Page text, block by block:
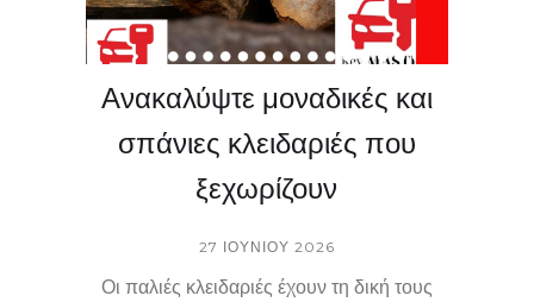
εξυπηρέτηση! 📞📍
Ανακαλύψτε μοναδικές και
σπάνιες κλειδαριές που
ξεχωρίζουν
27 ΙΟΥΝΊΟΥ 2026
Οι παλιές κλειδαριές έχουν τη δική τους